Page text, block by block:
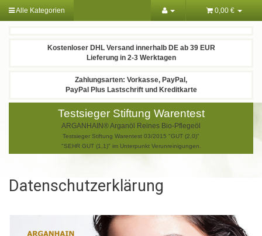
Kostenloser DHL Versand innerhalb DE ab 39 EUR
Lieferung in 2-3 Werktagen
Zahlungsarten: Vorkasse, PayPal,
PayPal Plus Lastschrift und Kreditkarte
Testsieger Stiftung Warentest
ARGANHAIN® Arganöl Reines Bio-Pflegeöl
Testsieger Stiftung Warentest 03/2015 "GUT (2,0)"
"SEHR GUT (1,1)" im Unterpunkt Verunreinigungen.
0,00 €
Alle Kategorien
Datenschutzerklärung